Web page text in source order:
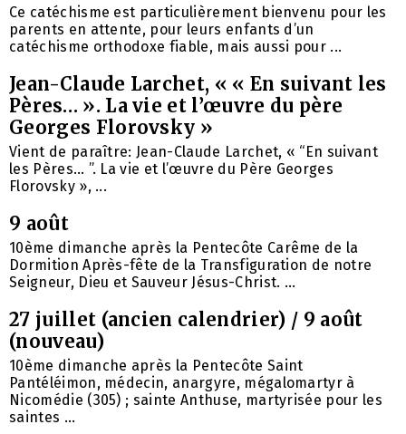
Ce catéchisme est particulièrement bienvenu pour les
parents en attente, pour leurs enfants d’un
catéchisme orthodoxe fiable, mais aussi pour ...
Jean-Claude Larchet, « « En suivant les
Pères… ». La vie et l’œuvre du père
Georges Florovsky »
Vient de paraître: Jean-Claude Larchet, « “En suivant
les Pères… ”. La vie et l’œuvre du Père Georges
Florovsky », ...
9 août
10ème dimanche après la Pentecôte Carême de la
Dormition Après-fête de la Transfiguration de notre
Seigneur, Dieu et Sauveur Jésus-Christ. ...
27 juillet (ancien calendrier) / 9 août
(nouveau)
10ème dimanche après la Pentecôte Saint
Pantéléimon, médecin, anargyre, mégalomartyr à
Nicomédie (305) ; sainte Anthuse, martyrisée pour les
saintes ...